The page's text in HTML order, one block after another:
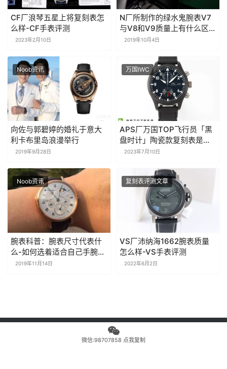
CF厂浪琴五星上将复刻表怎
么样-CF手表评测
2023年2月10日
N厂所制作的绿水鬼腕表V7
与V8和V9质量上有什么区别
都一样吗
2019年10月4日
Noob资讯
向佐与郭碧婷的婚礼于意大
利卡布里岛浪漫举行
2019年9月28日
万国IWC
APS厂万国TOP飞行员「黑
盘时计」陶瓷款复刻表是否
存在破绽
2023年7月10日
Noob资讯
腕表科普：腕表尺寸代表什
么-如何选着适合自己手腕的
腕表
2019年11月14日
复刻表评测文章
VS厂沛纳海1662腕表质量
怎么样-VS手表评测
2022年6月2日
Copyright © 2010-2018 NOOB 版权所有 Powered by noobwatches
微信:98707858 点我复制